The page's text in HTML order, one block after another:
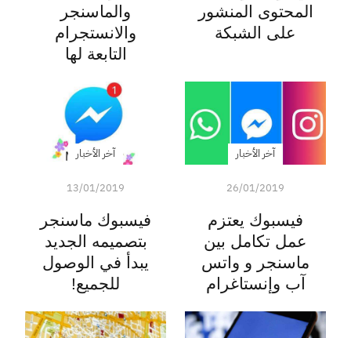
المحتوى المنشور
على الشبكة
والماسنجر
والانستجرام
التابعة لها
آخر الأخبار
26/01/2019
فيسبوك يعتزم
عمل تكامل بين
ماسنجر و واتس
آب وإنستاغرام
آخر الأخبار
13/01/2019
فيسبوك ماسنجر
بتصميمه الجديد
يبدأ في الوصول
للجميع!